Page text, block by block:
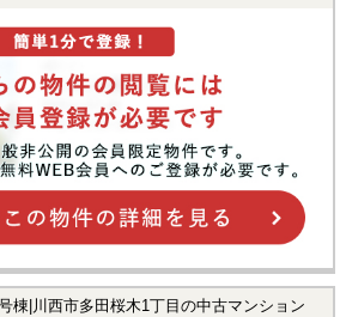
棟|川西市多田桜木1丁目の中古マンション